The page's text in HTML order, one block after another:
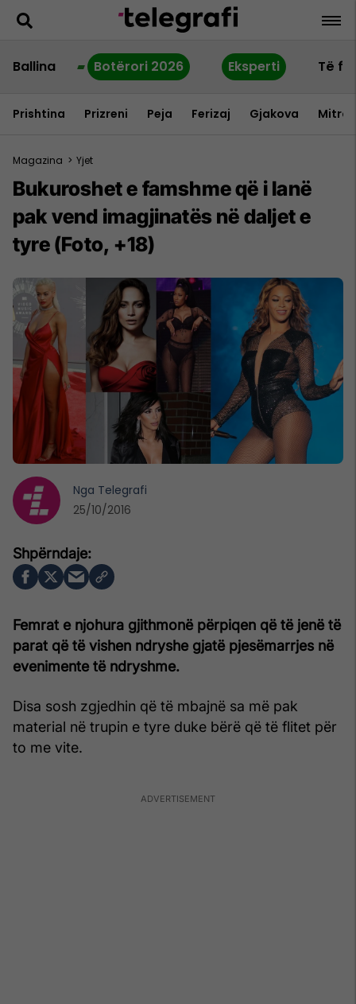
Ballina Botërori 2026 Eksperti Të
Prishtina Prizreni Peja Ferizaj Gjakova
Magazina > Yjet
Bukuroshet e famshme që i lanë
pak vend imagjinatës në daljet e
tyre (Foto, +18)
Femrat e njohura gjithmonë përpiqen që të jenë të
parat që të vishen ndryshe gjatë pjesëmarrjes në
evenimente të ndryshme.
Disa sosh zgjedhin që të mbajnë sa më pak
material në trupin e tyre duke bërë që të flitet për
to me vite.
Nga Telegrafi
25/10/2016